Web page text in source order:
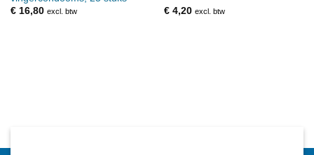
€16,80 excl. btw €4,20 excl. btw